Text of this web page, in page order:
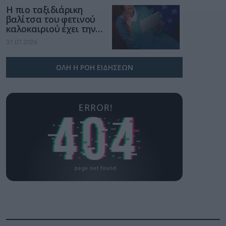
Η πιο ταξιδιάρικη
βαλίτσα του φετινού
καλοκαιριού έχει την
υπογραφή της Xiaomi
31.07.2026
ΟΛΗ Η ΡΟΗ ΕΙΔΗΣΕΩΝ